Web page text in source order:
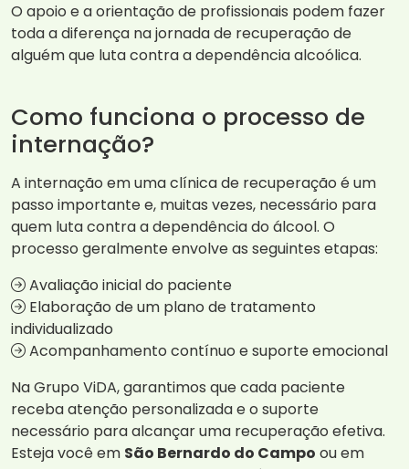
O apoio e a orientação de profissionais podem fazer
toda a diferença na jornada de recuperação de
alguém que luta contra a dependência alcoólica.
Como funciona o processo de
internação?
A internação em uma clínica de recuperação é um
passo importante e, muitas vezes, necessário para
quem luta contra a dependência do álcool. O
processo geralmente envolve as seguintes etapas:
Avaliação inicial do paciente
Elaboração de um plano de tratamento
individualizado
Acompanhamento contínuo e suporte emocional
Na Grupo ViDA, garantimos que cada paciente
receba atenção personalizada e o suporte
necessário para alcançar uma recuperação efetiva.
Esteja você em São Bernardo do Campo ou em